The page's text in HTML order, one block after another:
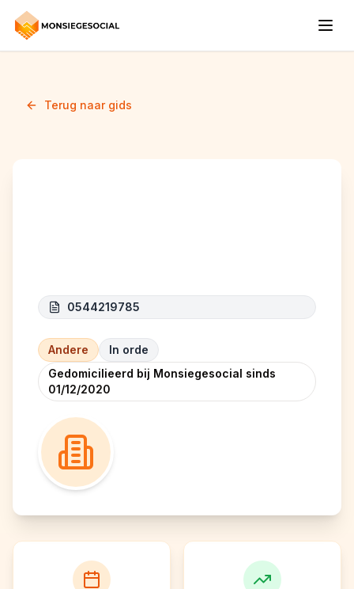
Terug naar gids
0544219785
Andere
In orde
Gedomicilieerd bij Monsiegesocial sinds
01/12/2020